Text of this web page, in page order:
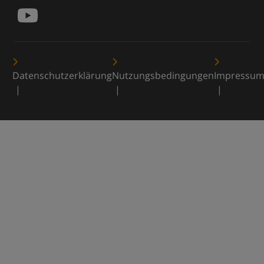
DatenschutzerklärungNutzungsbedingungenImpressum